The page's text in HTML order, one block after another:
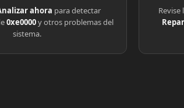
ahora para detectar
0xe0000y otros problemas del
sistema.